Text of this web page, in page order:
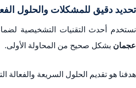
تحديد دقيق للمشكلات والحلول
نستخدم أحدث التقنيات التشخيصية
عجمان بشكل صحيح من المحاولة الأولى.
هدفنا هو تقديم الحلول السريعة